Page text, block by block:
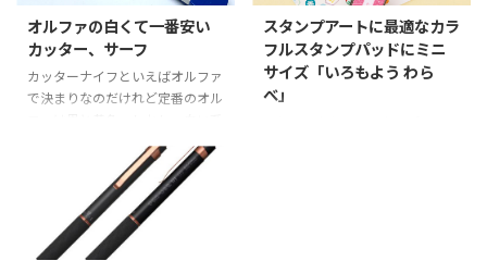
inside（ラミー サファリ クルト
ガ インサイド）』（参考価格
4,180円：税抜3,800円/芯径：
0.5mm/軸色：全4色）を2026年
3月13日（金）より発売するとい
2024年2月29日付の「C. Jos ...
伊國屋書店対象店舗とウェブスト
アのみで発売ということでご紹
介。 発売以来大好評をいただい
ているステッドラー製図用シャー
プペンシル（紀伊國屋書店グルー
オルファの白くて一番安い
カッター、サーフ
カッターナイフといえばオルファ
で決まりなのだけれど定番のオル
でしょ！的なオルファのカッター
ナイフといえばこのサーフの白。
もう10年以上使ってて刃もしばら
く替えて無くて錆びてたりするが
まだ全然切れ味は良い。 このシ
スタンプアートに最適なカラ
フルスタンプパッドにミニ
サイズ「いろもよう わら
べ」